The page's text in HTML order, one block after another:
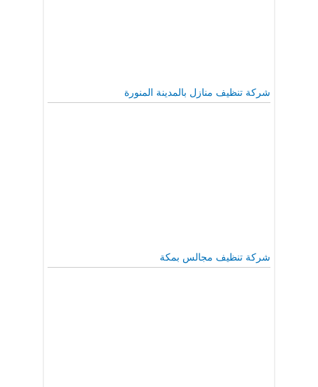
شركة تنظيف منازل بالمدينة المنورة
شركة تنظيف مجالس بمكة